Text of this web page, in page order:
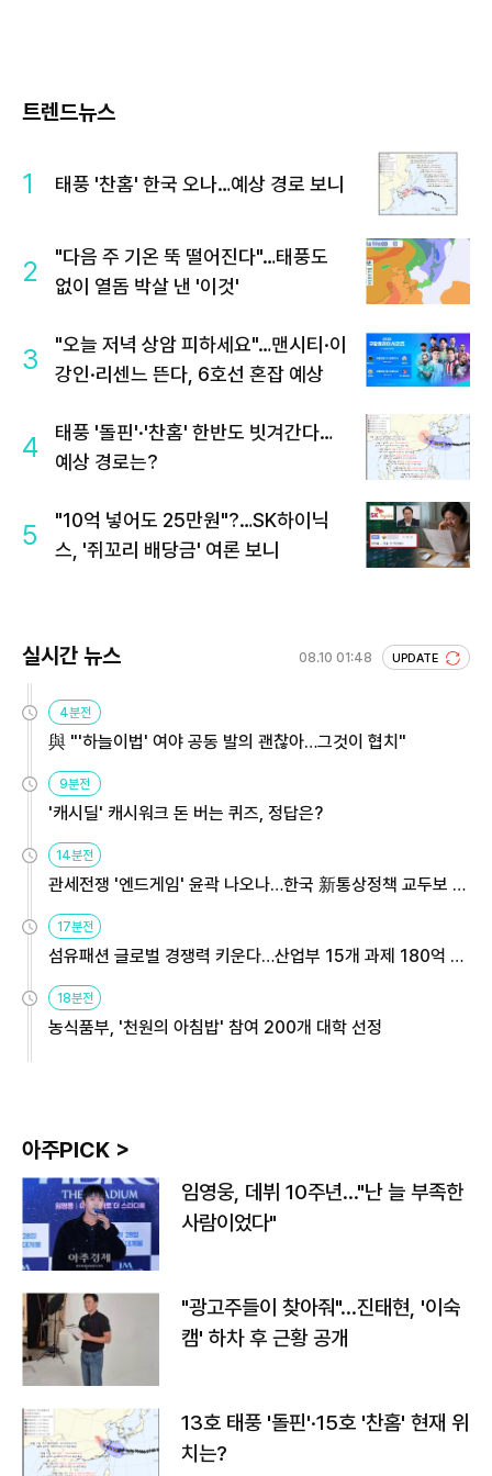
트렌드뉴스
1 태풍 '찬홈' 한국 오나…예상 경로 보니
2
"다음 주 기온 뚝 떨어진다"…태풍도
없이 열돔 박살 낸 '이것'
3
"오늘 저녁 상암 피하세요"…맨시티·이
강인·리센느 뜬다, 6호선 혼잡 예상
4
태풍 '돌핀'·'찬홈' 한반도 빗겨간다…
예상 경로는?
5
"10억 넣어도 25만원"?…SK하이닉
스, '쥐꼬리 배당금' 여론 보니
실시간 뉴스 08.10 01:48 UPDATE
4분전
與 "'하늘이법' 여야 공동 발의 괜찮아…그것이 협치"
9분전
'캐시딜' 캐시워크 돈 버는 퀴즈, 정답은?
14분전
관세전쟁 '엔드게임' 윤곽 나오나…한국 新통상정책 교두보 활
용해야
17분전
섬유패션 글로벌 경쟁력 키운다…산업부 15개 과제 180억 지
원
18분전
농식품부, '천원의 아침밥' 참여 200개 대학 선정
아주PICK >
임영웅, 데뷔 10주년…"난 늘 부족한
사람이었다"
"광고주들이 찾아줘"…진태현, '이숙
캠' 하차 후 근황 공개
13호 태풍 '돌핀'·15호 '찬홈' 현재 위
치는?